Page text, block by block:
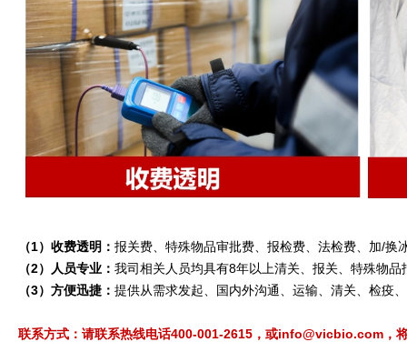
（1）收费透明： 报关费、特殊物品审批费、报检费、法检费、加/换
（2）人员专业： 我司相关人员均具有8年以上清关、报关、特殊物
（3）方便迅捷： 提供从需求发起、国内外沟通、运输、清关、检疫
联系方式：请联系热线电话400-001-2615，或info@vicbio.com，